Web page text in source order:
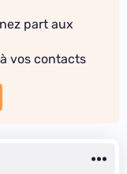
part aux
vos contacts